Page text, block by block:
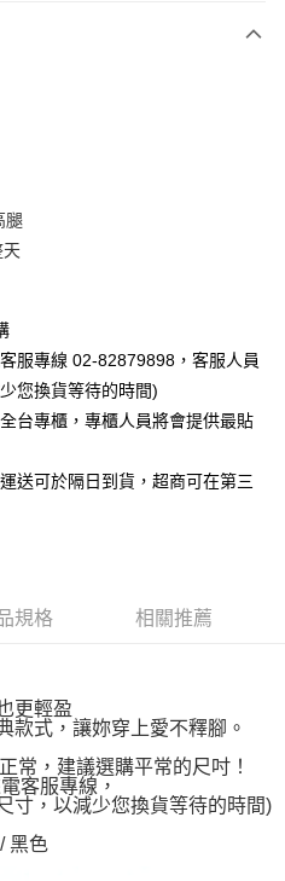
)免運費
腿
天
服專線 02-82879898，客服人員
您換貨等待的時間)
台專櫃，專櫃人員將會提供最貼
送可於隔日到貨，超商可在第三
規格 相關推薦
更輕盈
款式，讓妳穿上愛不釋腳。
常，建議選購平常的尺吋！
客服專線，
寸，以減少您換貨等待的時間)
黑色